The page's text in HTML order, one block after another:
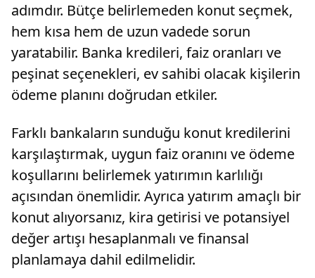
adımdır. Bütçe belirlemeden konut seçmek,
hem kısa hem de uzun vadede sorun
yaratabilir. Banka kredileri, faiz oranları ve
peşinat seçenekleri, ev sahibi olacak kişilerin
ödeme planını doğrudan etkiler.
Farklı bankaların sunduğu konut kredilerini
karşılaştırmak, uygun faiz oranını ve ödeme
koşullarını belirlemek yatırımın karlılığı
açısından önemlidir. Ayrıca yatırım amaçlı bir
konut alıyorsanız, kira getirisi ve potansiyel
değer artışı hesaplanmalı ve finansal
planlamaya dahil edilmelidir.